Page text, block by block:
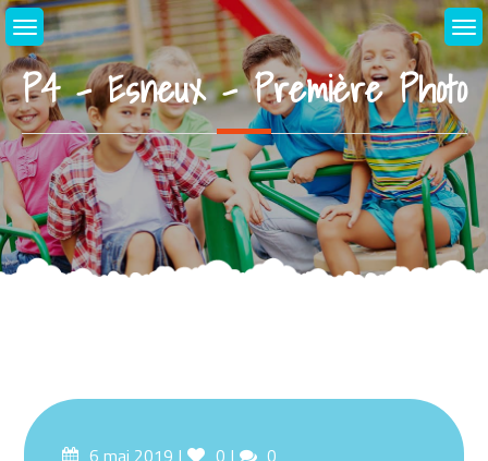
Skip
to
content
P4 – Esneux – Première Photo
Posted6 mai 2019 Likes
0 Comments
0